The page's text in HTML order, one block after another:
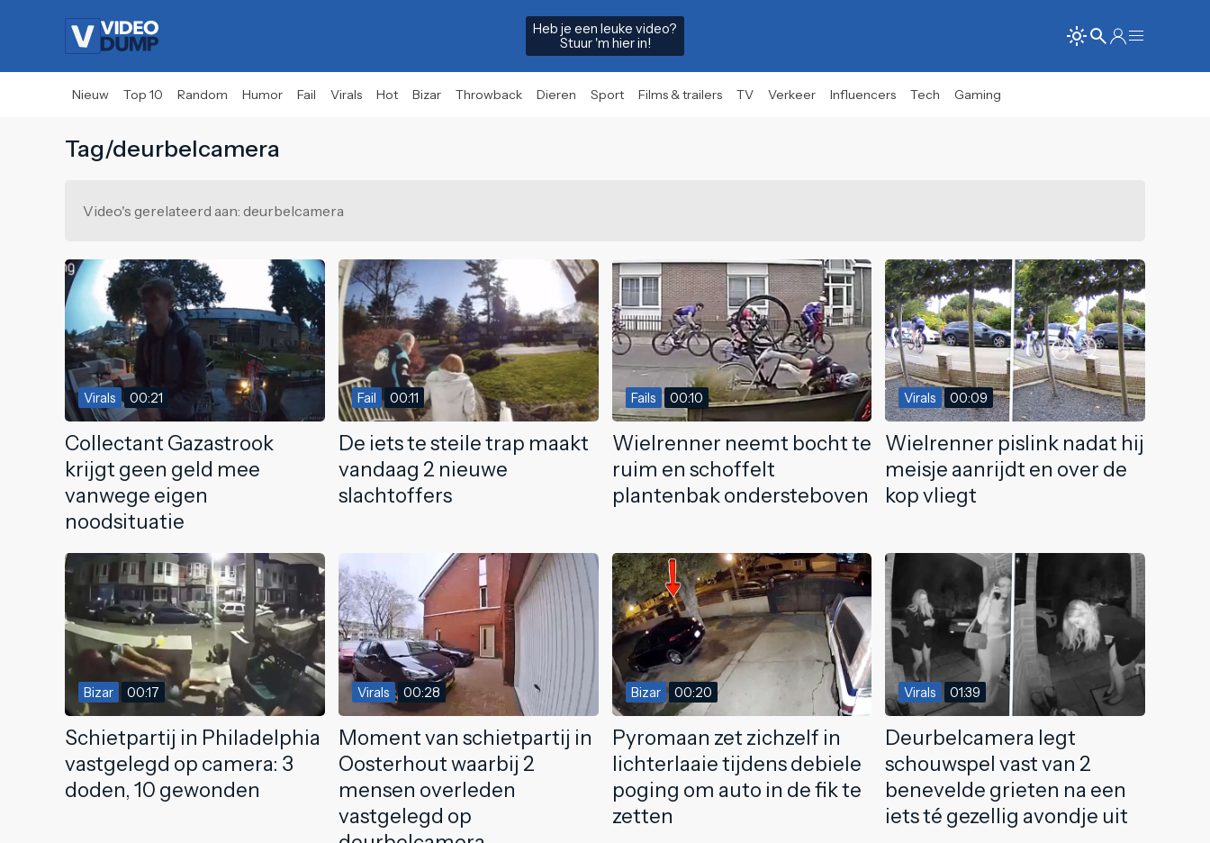
Heb je een leuke video?
Stuur 'm hier in!
Nieuw Top 10 Random Humor Fail Virals Hot Bizar Throwback Dieren Sport Films & trailers TV Verkeer Influencers Tech Gaming
Tag/deurbelcamera
Video's gerelateerd aan: deurbelcamera
Virals 00:21
Collectant Gazastrook
krijgt geen geld mee
vanwege eigen
noodsituatie
Fail 00:11
De iets te steile trap maakt
vandaag 2 nieuwe
slachtoffers
Fails 00:10
Wielrenner neemt bocht te
ruim en schoffelt
plantenbak ondersteboven
Virals 00:09
Wielrenner pislink nadat hij
meisje aanrijdt en over de
kop vliegt
Bizar 00:17
Schietpartij in Philadelphia
vastgelegd op camera: 3
doden, 10 gewonden
Virals 00:28
Moment van schietpartij in
Oosterhout waarbij 2
mensen overleden
vastgelegd op
Bizar 00:20
Pyromaan zet zichzelf in
lichterlaaie tijdens debiele
poging om auto in de fik te
zetten
Virals 01:39
Deurbelcamera legt
schouwspel vast van 2
benevelde grieten na een
iets té gezellig avondje uit